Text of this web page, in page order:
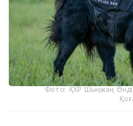
Фото: ҚХР Шыңжаң